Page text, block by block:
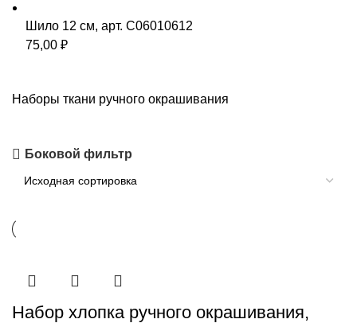
Шило 12 см, арт. С06010612
75,00 ₽
Наборы ткани ручного окрашивания
Боковой фильтр
Набор хлопка ручного окрашивания,